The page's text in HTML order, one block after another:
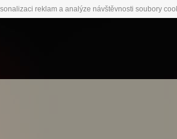
reklam a analýze návštěvnosti soubory